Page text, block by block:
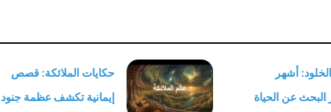
أشهر
البحث عن الحياة
حكايات الملائكة: قصص
إيمانية تكشف عظمة جنود